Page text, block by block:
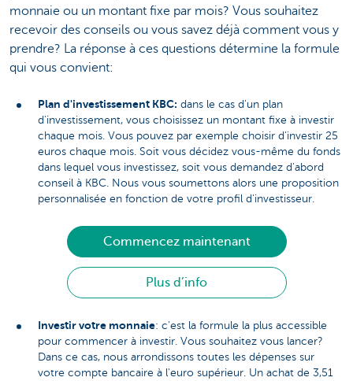
monnaie ou un montant fixe par mois? Vous souhaitez
recevoir des conseils ou vous savez déjà comment vous y
prendre? La réponse à ces questions détermine la formule
qui vous convient:
Plan d'investissement KBC: dans le cas d'un plan
d'investissement, vous choisissez un montant fixe à investir
chaque mois. Vous pouvez par exemple choisir d’investir 25
euros chaque mois. Soit vous décidez vous-même du fonds
dans lequel vous investissez, soit vous demandez d'abord
conseil à KBC. Nous vous soumettons alors une proposition
personnalisée en fonction de votre profil d'investisseur.
Commencez maintenant
Plus d’info
Investir votre monnaie: c'est la formule la plus accessible
pour commencer à investir. Vous souhaitez vous lancer?
Dans ce cas, nous arrondissons toutes les dépenses sur
votre compte bancaire à l'euro supérieur. Un achat de 3,51